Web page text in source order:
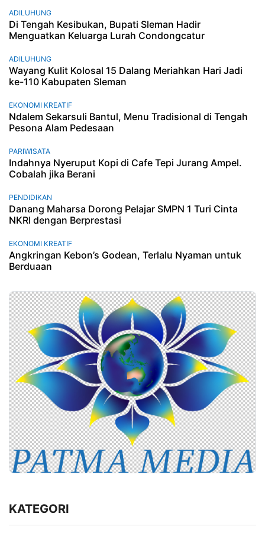
ADILUHUNG
Di Tengah Kesibukan, Bupati Sleman Hadir
Menguatkan Keluarga Lurah Condongcatur
ADILUHUNG
Wayang Kulit Kolosal 15 Dalang Meriahkan Hari Jadi
ke-110 Kabupaten Sleman
EKONOMI KREATIF
Ndalem Sekarsuli Bantul, Menu Tradisional di Tengah
Pesona Alam Pedesaan
PARIWISATA
Indahnya Nyeruput Kopi di Cafe Tepi Jurang Ampel.
Cobalah jika Berani
PENDIDIKAN
Danang Maharsa Dorong Pelajar SMPN 1 Turi Cinta
NKRI dengan Berprestasi
EKONOMI KREATIF
Angkringan Kebon’s Godean, Terlalu Nyaman untuk
Berduaan
KATEGORI